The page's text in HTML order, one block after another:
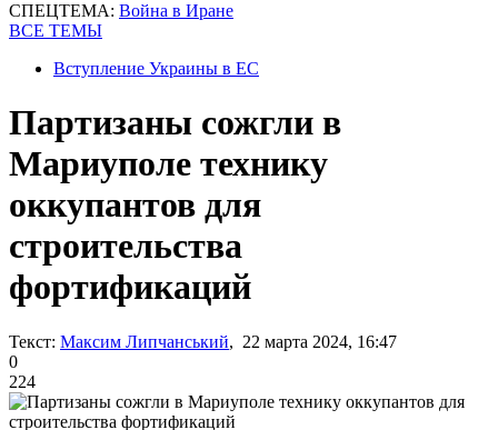
СПЕЦТЕМА: Война в Иране
ВСЕ ТЕМЫ
Вступление Украины в ЕС
Партизаны сожгли в
Мариуполе технику
оккупантов для
строительства
фортификаций
Текст: Максим Липчанський, 22 марта 2024, 16:47
0
224